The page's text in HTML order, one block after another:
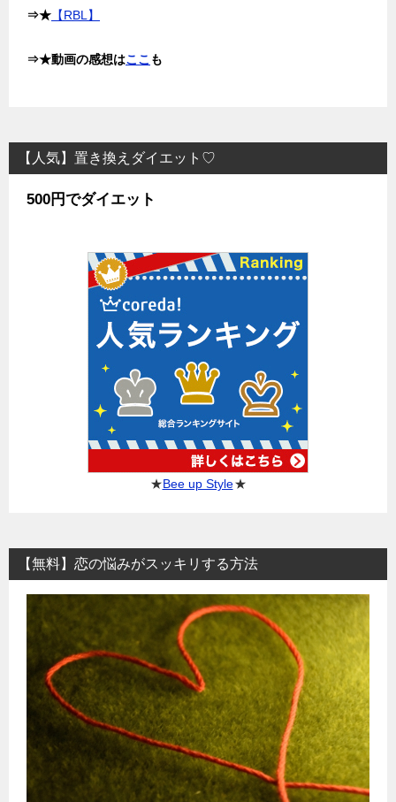
⇒★ 【RBL】
⇒★動画の感想はここ も
【人気】置き換えダイエット♡
500円でダイエット
★Bee up Style★
【無料】恋の悩みがスッキリする方法